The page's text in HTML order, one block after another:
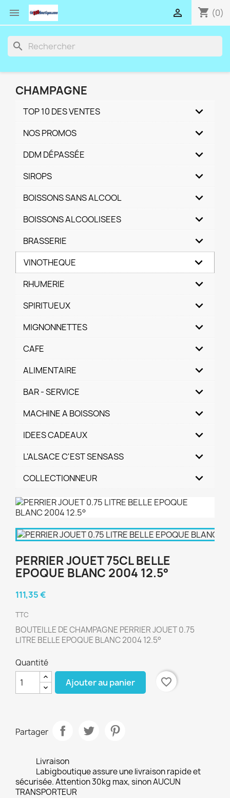
 shopping_cart (0)

search
CHAMPAGNE
TOP 10 DES VENTES
NOS PROMOS
DDM DÉPASSÉE
SIROPS
BOISSONS SANS ALCOOL
BOISSONS ALCOOLISEES
BRASSERIE
VINOTHEQUE
RHUMERIE
SPIRITUEUX
MIGNONNETTES
CAFE
ALIMENTAIRE
BAR - SERVICE
MACHINE A BOISSONS
IDEES CADEAUX
L'ALSACE C'EST SENSASS
COLLECTIONNEUR
PERRIER JOUET 75CL BELLE
EPOQUE BLANC 2004 12.5°
111,35 €
TTC
BOUTEILLE DE CHAMPAGNE PERRIER JOUET 0.75
LITRE BELLE EPOQUE BLANC 2004 12.5°
Quantité
Ajouter au panier favorite_border
Partager
Livraison
Labigboutique assure une livraison rapide et
sécurisée. Attention 30kg max, sinon AUCUN
TRANSPORTEUR